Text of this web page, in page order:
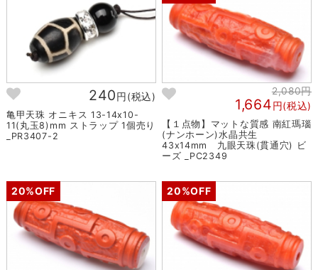
240円(税込)
亀甲天珠 オニキス 13-14x10-
11(丸玉8)mm ストラップ 1個売り
_PR3407-2
2,080円
1,664円(税込)
【１点物】マットな質感 南紅瑪瑙
(ナンホーン)水晶共生
43x14mm 九眼天珠(貫通穴) ビ
ーズ _PC2349
20%OFF 20%OFF